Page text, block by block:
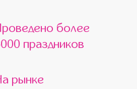
более
праздников
рынке